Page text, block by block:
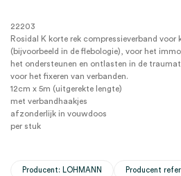
22203
Rosidal K korte rek compressieverband voor
(bijvoorbeeld in de flebologie), voor het
het ondersteunen en ontlasten in de
voor het fixeren van verbanden.
12cm x 5m (uitgerekte lengte)
met verbandhaakjes
afzonderlijk in vouwdoos
per stuk
Producent: LOHMANN Producent